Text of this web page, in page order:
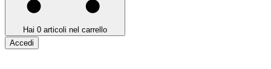
Hai 0 articoli nel carrello
Accedi